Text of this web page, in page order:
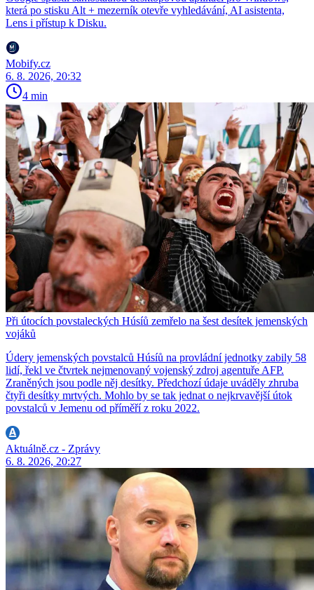
která po stisku Alt + mezerník otevře vyhledávání, AI asistenta,
Lens i přístup k Disku.
Mobify.cz
6. 8. 2026, 20:32
4 min
Při útocích povstaleckých Húsíů zemřelo na šest desítek jemenských
vojáků
Údery jemenských povstalců Húsíů na provládní jednotky zabily 58
lidí, řekl ve čtvrtek nejmenovaný vojenský zdroj agentuře AFP.
Zraněných jsou podle něj desítky. Předchozí údaje uváděly zhruba
čtyři desítky mrtvých. Mohlo by se tak jednat o nejkrvavější útok
povstalců v Jemenu od příměří z roku 2022.
Aktuálně.cz - Zprávy
6. 8. 2026, 20:27